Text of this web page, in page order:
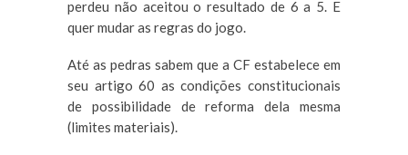
PONTO
para
dar
CONTROL
E
VÍRGULA
ou
BARRA
perdeu não aceitou o resultado de 6 a 5. E
quer mudar as regras do jogo.
Até as pedras sabem que a CF estabelece em
seu artigo 60 as condições constitucionais
de possibilidade de reforma dela mesma
(limites materiais).